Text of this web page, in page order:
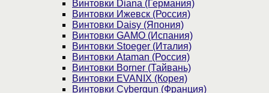
Винтовки Diana (Германия)
Винтовки Ижевск (Россия)
Винтовки Daisy (Япония)
Винтовки GAMO (Испания)
Винтовки Stoeger (Италия)
Винтовки Ataman (Россия)
Винтовки Borner (Тайвань)
Винтовки EVANIX (Корея)
Винтовки Cybergun (Франция)